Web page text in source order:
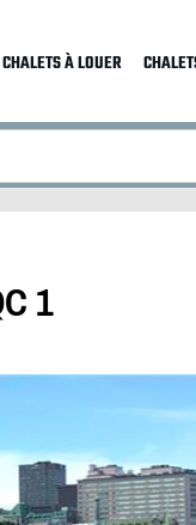
CHALETS À LOUER
1